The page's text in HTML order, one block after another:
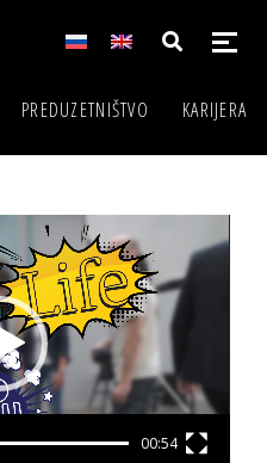
PREDUZETNIŠTVO KARIJERA
00:54